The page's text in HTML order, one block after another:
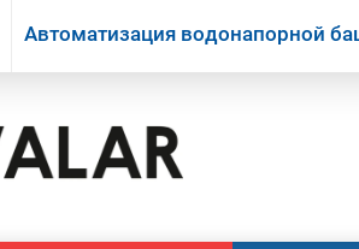
Автоматизация водонапорной